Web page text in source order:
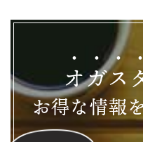
オガス
お得な情報